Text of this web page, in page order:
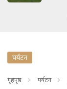
पर्यटन
गृहपृष्ठ पर्यटन